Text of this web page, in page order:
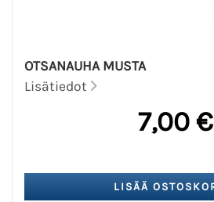
OTSANAUHA MUSTA
Lisätiedot
7,00 €